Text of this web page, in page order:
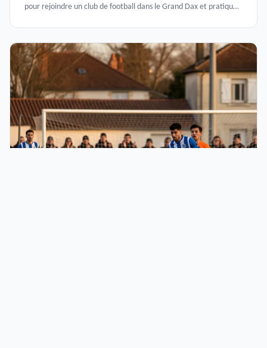
pour rejoindre un club de football dans le Grand Dax et pratiquer